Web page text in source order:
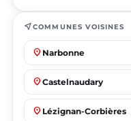
near_meCOMMUNES VOISINES
place Narbonne
place Castelnaudary
place Lézignan-Corbières